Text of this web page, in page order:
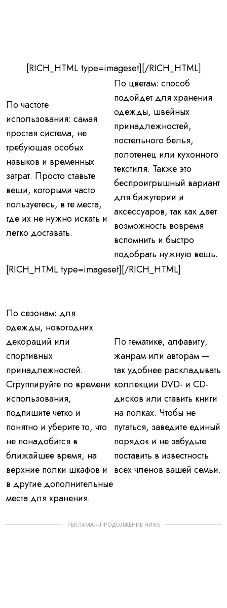
[RICH_HTML type=imageset][/RICH_HTML]
По частоте
использования: самая
простая система, не
требующая особых
навыков и временных
затрат. Просто ставьте
вещи, которыми часто
пользуетесь, в те места,
где их не нужно искать и
легко доставать.
По цветам: способ
подойдет для хранения
одежды, швейных
принадлежностей,
постельного белья,
полотенец или кухонного
текстиля. Также это
беспроигрышный вариант
для бижутерии и
аксессуаров, так как дает
возможность вовремя
вспомнить и быстро
подобрать нужную вещь.
[RICH_HTML type=imageset][/RICH_HTML]
По сезонам: для
одежды, новогодних
декораций или
спортивных
принадлежностей.
Сгруппируйте по времени
использования,
подпишите четко и
понятно и уберите то, что
не понадобится в
ближайшее время, на
верхние полки шкафов и
в другие дополнительные
места для хранения.
По тематике, алфавиту,
жанрам или авторам —
так удобнее раскладывать
коллекции DVD- и СD-
дисков или ставить книги
на полках. Чтобы не
путаться, заведите единый
порядок и не забудьте
поставить в известность
всех членов вашей семьи.
РЕКЛАМА – ПРОДОЛЖЕНИЕ НИЖЕ